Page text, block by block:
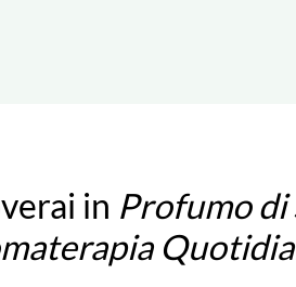
in Profumo di